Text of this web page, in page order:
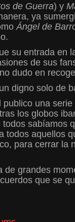
de Guerra) y
ya
Ángel de
su entrada en
de sus
dudo en
digno solo de
publico una
los globos
sabíamos
todos aquellos
para cerrar la
grandes
que se